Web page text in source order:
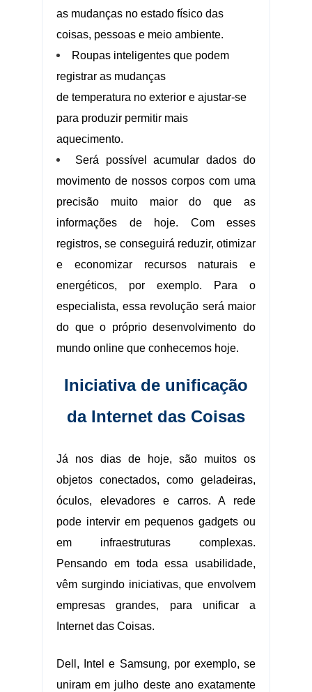
as mudanças no estado físico das
coisas, pessoas e meio ambiente.
Roupas inteligentes que podem
registrar as mudanças
de temperatura no exterior e ajustar-se
para produzir permitir mais
aquecimento.
Será possível acumular dados do
movimento de nossos corpos com uma
precisão muito maior do que as
informações de hoje. Com esses
registros, se conseguirá reduzir, otimizar
e economizar recursos naturais e
energéticos, por exemplo. Para o
especialista, essa revolução será maior
do que o próprio desenvolvimento do
mundo online que conhecemos hoje.
Iniciativa de unificação
da Internet das Coisas
Já nos dias de hoje, são muitos os
objetos conectados, como geladeiras,
óculos, elevadores e carros. A rede
pode intervir em pequenos gadgets ou
em infraestruturas complexas.
Pensando em toda essa usabilidade,
vêm surgindo iniciativas, que envolvem
empresas grandes, para unificar a
Internet das Coisas.
Dell , Intel e Samsung, por exemplo, se
uniram em julho deste ano exatamente